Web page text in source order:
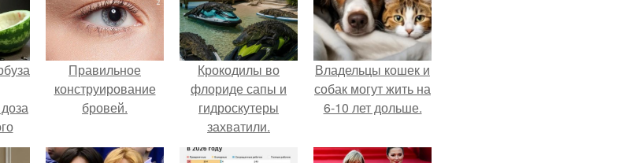
Правильное
конструирование
бровей.
Крокодилы во
флориде сапы и
гидроскутеры
захватили.
Владельцы кошек и
собак могут жить на
6-10 лет дольше.